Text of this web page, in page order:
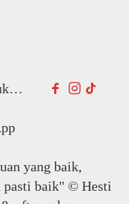
13910
yang baik,
pasti baik" © Hesti